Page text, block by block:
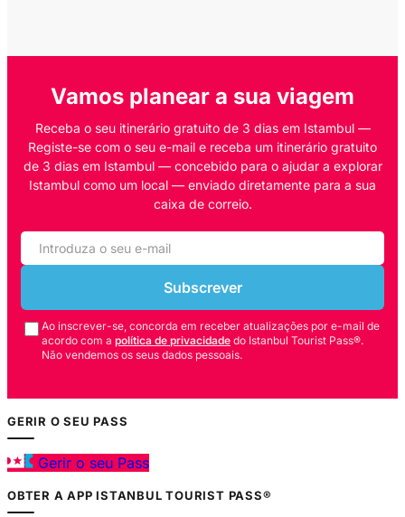
Vamos planear a sua viagem
Receba o seu itinerário gratuito de 3 dias em Istambul —
Registe-se com o seu e-mail e receba um itinerário gratuito
de 3 dias em Istambul — concebido para o ajudar a explorar
Istambul como um local — enviado diretamente para a sua
caixa de correio.
Subscrever
Ao inscrever-se, concorda em receber atualizações por e-mail de
acordo com a política de privacidade do Istanbul Tourist Pass®.
Não vendemos os seus dados pessoais.
GERIR O SEU PASS
Gerir o seu Pass
OBTER A APP ISTANBUL TOURIST PASS®